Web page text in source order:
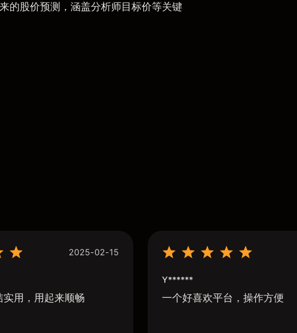
的股价预测，涵盖分析师目标价等关键
2025-02-15
用，用起来顺畅
Y******
一个好喜欢平台，操作方便